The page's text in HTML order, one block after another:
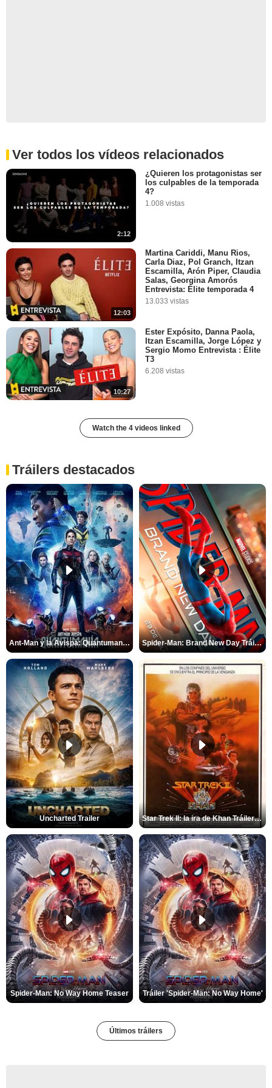
Ver todos los vídeos relacionados
2:12
¿Quieren los protagonistas ser
los culpables de la temporada
4?
1.008 vistas
12:03
Martina Cariddi, Manu Rios,
Carla Diaz, Pol Granch, Itzan
Escamilla, Arón Piper, Claudia
Salas, Georgina Amorós
Entrevista: Élite temporada 4
13.033 vistas
10:27
Ester Expósito, Danna Paola,
Itzan Escamilla, Jorge López y
Sergio Momo Entrevista : Élite
T3
6.208 vistas
Watch the 4 videos linked
Tráilers destacados
Ant-Man y la Avispa: Quantumanía Tráiler (2) Spider-Man: Brand New Day Tráiler (3)
Uncharted Trailer Star Trek II: la ira de Khan Tráiler VO
Spider-Man: No Way Home Teaser Tráiler 'Spider-Man: No Way Home'
Últimos tráilers